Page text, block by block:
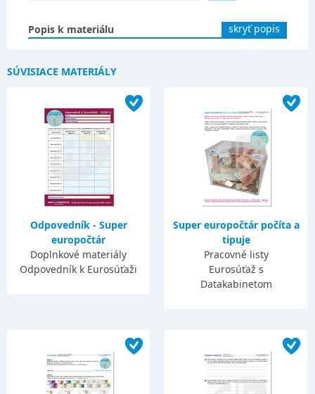
Popis k materiálu skryť popis
SÚVISIACE MATERIÁLY
Odpovedník - Super
europočtár
Doplnkové materiály
Odpovedník k Eurosúťaži
Super europočtár počíta a
tipuje
Pracovné listy
Eurosúťaž s
Datakabinetom